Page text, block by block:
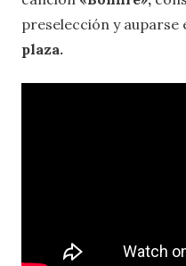
preselección y auparse
plaza.